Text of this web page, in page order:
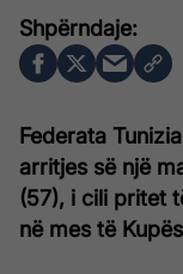
Federata
arritjes së një
(57), i cili pritet
në mes të